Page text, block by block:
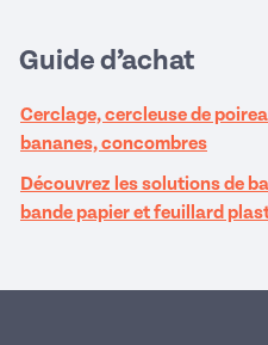
Guide d’achat
Cerclage, cercleuse de
bananes, concombres
Découvrez les solutions de
bande papier et feuillard